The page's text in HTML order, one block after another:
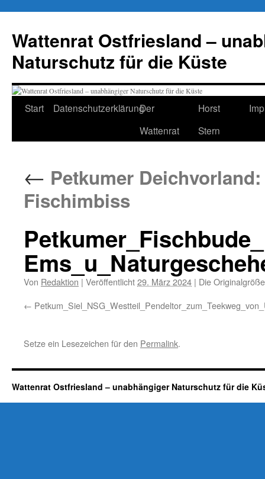
springen
Wattenrat Ostfriesland –
Naturschutz für die Küste
Start DatenschutzerklärungDer
Wattenrat
Horst
Stern
← Petkumer
Fischimbiss
Von Redaktion | Veröffentlicht29. März 2024 | Die
Setze ein Lesezeichen für den Permalink.
Wattenrat Ostfriesland – unabhängiger Naturschutz für die